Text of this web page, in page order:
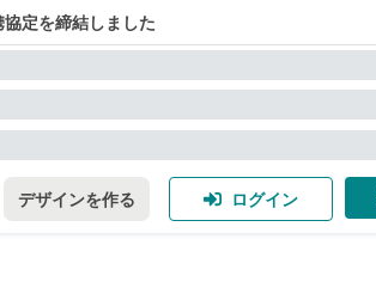
定を締結しました
デザインを作る ログイン